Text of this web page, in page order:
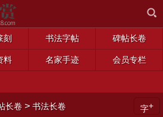
刻 书法字帖 碑帖长卷
料 名家手迹 会员专栏
长卷 >书法长卷 字+